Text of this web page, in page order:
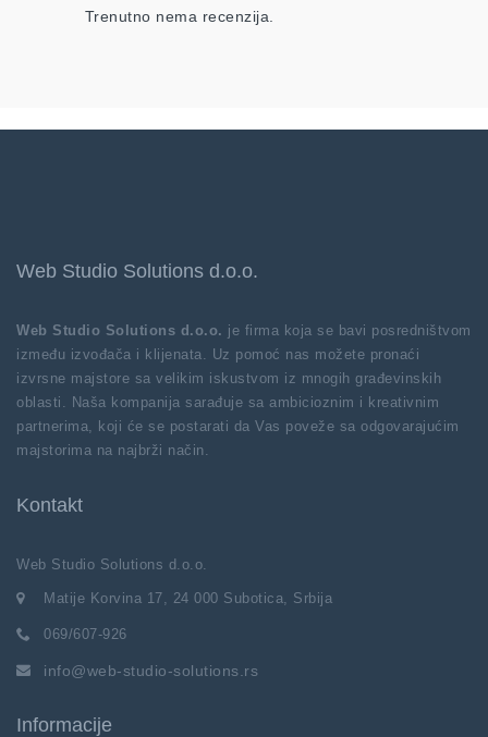
Trenutno nema recenzija.
Web Studio Solutions d.o.o.
Web Studio Solutions d.o.o. je firma koja se bavi posredništvom
između izvođača i klijenata. Uz pomoć nas možete pronaći
izvrsne majstore sa velikim iskustvom iz mnogih građevinskih
oblasti. Naša kompanija sarađuje sa ambicioznim i kreativnim
partnerima, koji će se postarati da Vas poveže sa odgovarajućim
majstorima na najbrži način.
Kontakt
Web Studio Solutions d.o.o.
Matije Korvina 17, 24 000 Subotica, Srbija
069/607-926
info@web-studio-solutions.rs
Informacije